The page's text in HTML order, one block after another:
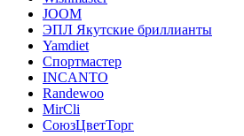
JOOM
ЭПЛ Якутские бриллианты
Yamdiet
Спортмастер
INCANTO
Randewoo
MirCli
СоюзЦветТорг